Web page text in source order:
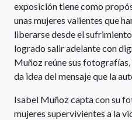
exposición tiene como
unas mujeres valientes que
liberarse desde el
logrado salir adelante con
Muñoz reúne sus fotografías,
da idea del mensaje que la
Isabel Muñoz capta con su
mujeres supervivientes a la